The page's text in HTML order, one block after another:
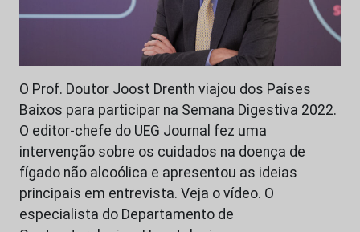
O Prof. Doutor Joost Drenth viajou dos Países
Baixos para participar na Semana Digestiva 2022.
O editor-chefe do UEG Journal fez uma
intervenção sobre os cuidados na doença de
fígado não alcoólica e apresentou as ideias
principais em entrevista. Veja o vídeo. O
especialista do Departamento de